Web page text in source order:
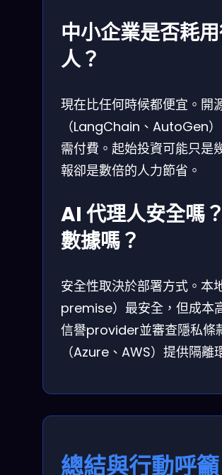
中小企業是否耗
人？
現在比任何時候都便宜。開
（LangChain、AutoGen
需付費。起始投資可能只是
報卻是數倍的人力節省。
AI 代理人安全嗎
數據嗎？
安全性取決於部署方式。本
premise）最安全，但成本
信譽provider並審查隱私條
（Azure、AWS）提供隔離
總結與行動呼籲